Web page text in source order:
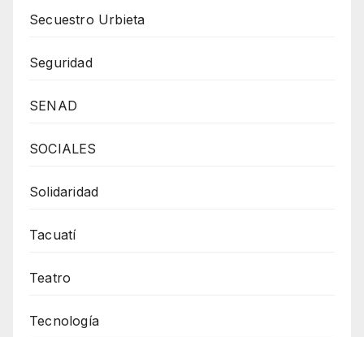
Secuestro Urbieta
Seguridad
SENAD
SOCIALES
Solidaridad
Tacuatí
Teatro
Tecnología